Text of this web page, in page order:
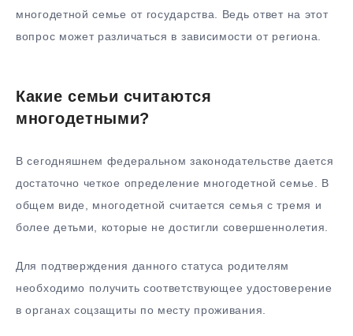
многодетной семье от государства. Ведь ответ на этот
вопрос может различаться в зависимости от региона.
Какие семьи считаются
многодетными?
В сегодняшнем федеральном законодательстве дается
достаточно четкое определение многодетной семье. В
общем виде, многодетной считается семья с тремя и
более детьми, которые не достигли совершеннолетия.
Для подтверждения данного статуса родителям
необходимо получить соответствующее удостоверение
в органах соцзащиты по месту проживания.